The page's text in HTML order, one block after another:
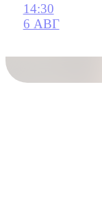
14:30
6 АВГ